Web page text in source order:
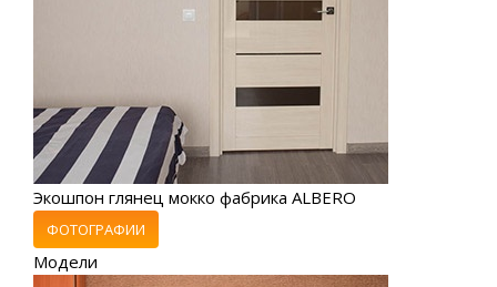
Экошпон глянец мокко фабрика ALBERO
ФОТОГРАФИИ
Модели